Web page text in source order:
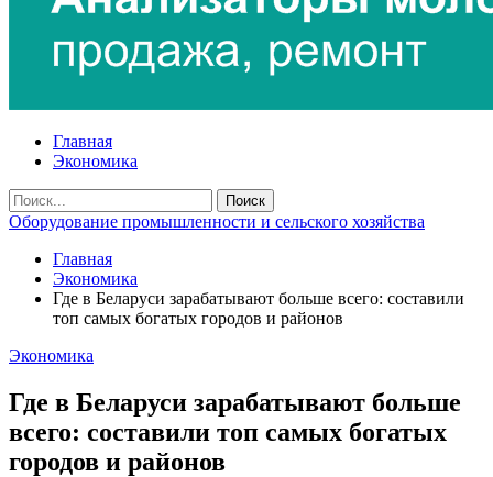
Главная
Экономика
Оборудование промышленности и сельского хозяйства
Главная
Экономика
Где в Беларуси зарабатывают больше всего: составили
топ самых богатых городов и районов
Экономика
Где в Беларуси зарабатывают больше
всего: составили топ самых богатых
городов и районов